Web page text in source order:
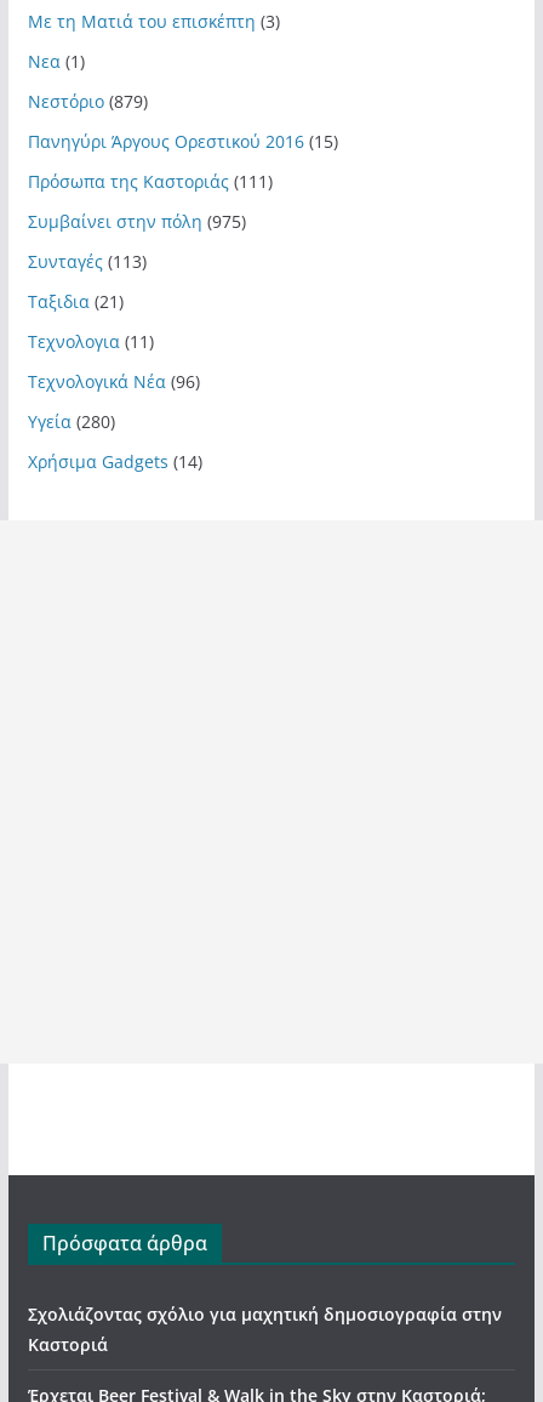
Με τη Ματιά του επισκέπτη (3)
Νεα (1)
Νεστόριο(879)
Πανηγύρι Άργους Ορεστικού 2016(15)
Πρόσωπα της Καστοριάς(111)
Συμβαίνει στην πόλη (975)
Συνταγές(113)
Ταξιδια (21)
Τεχνολογια (11)
Τεχνολογικά Νέα (96)
Υγεία (280)
Χρήσιμα Gadgets (14)
Πρόσφατα άρθρα
Σχολιάζοντας σχόλιο για μαχητική δημοσιογραφία στην
Καστοριά
Έρχεται Beer Festival & Walk in the Sky στην Καστοριά;